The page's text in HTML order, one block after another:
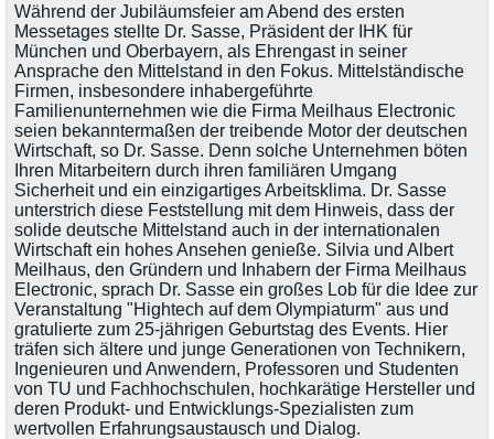
Während der Jubiläumsfeier am Abend des ersten
Messetages stellte Dr. Sasse, Präsident der IHK für
München und Oberbayern, als Ehrengast in seiner
Ansprache den Mittelstand in den Fokus. Mittelständische
Firmen, insbesondere inhabergeführte
Familienunternehmen wie die Firma Meilhaus Electronic
seien bekanntermaßen der treibende Motor der deutschen
Wirtschaft, so Dr. Sasse. Denn solche Unternehmen böten
Ihren Mitarbeitern durch ihren familiären Umgang
Sicherheit und ein einzigartiges Arbeitsklima. Dr. Sasse
unterstrich diese Feststellung mit dem Hinweis, dass der
solide deutsche Mittelstand auch in der internationalen
Wirtschaft ein hohes Ansehen genieße. Silvia und Albert
Meilhaus, den Gründern und Inhabern der Firma Meilhaus
Electronic, sprach Dr. Sasse ein großes Lob für die Idee zur
Veranstaltung "Hightech auf dem Olympiaturm" aus und
gratulierte zum 25-jährigen Geburtstag des Events. Hier
träfen sich ältere und junge Generationen von Technikern,
Ingenieuren und Anwendern, Professoren und Studenten
von TU und Fachhochschulen, hochkarätige Hersteller und
deren Produkt- und Entwicklungs-Spezialisten zum
wertvollen Erfahrungsaustausch und Dialog.